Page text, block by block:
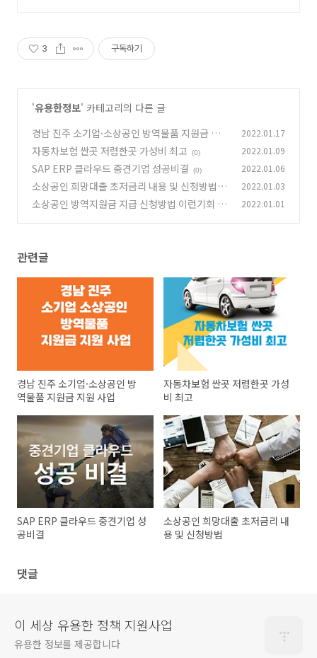
3 구독하기
'유용한정보' 카테고리의 다른 글
경남 진주 소기업·소상공인 방역물품 지원금 지
원 사업 (0)
2022.01.17
자동차보험 싼곳 저렴한곳 가성비 최고 (0) 2022.01.09
SAP ERP 클라우드 중견기업 성공비결 (0) 2022.01.06
소상공인 희망대출 초저금리 내용 및 신청방법
(0)
2022.01.03
소상공인 방역지원금 지급 신청방법 이런기회 없
2022.01.01
관련글
경남 진주 소기업·소상공인 방
역물품 지원금 지원 사업
자동차보험 싼곳 저렴한곳 가성
비 최고
SAP ERP 클라우드 중견기업 성
공비결
소상공인 희망대출 초저금리 내
용 및 신청방법
댓글
이 세상 유용한 정책 지원사업
유용한 정보를 제공합니다